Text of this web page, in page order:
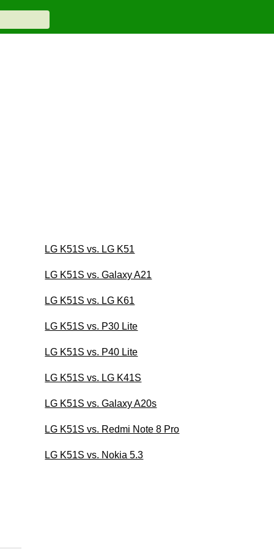
LG K51S vs. LG K51
LG K51S vs. Galaxy A21
LG K51S vs. LG K61
LG K51S vs. P30 Lite
LG K51S vs. P40 Lite
LG K51S vs. LG K41S
LG K51S vs. Galaxy A20s
LG K51S vs. Redmi Note 8 Pro
LG K51S vs. Nokia 5.3